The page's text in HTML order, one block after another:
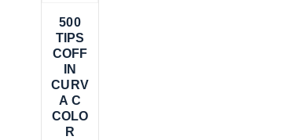
500
TIPS
COFF
IN
CURV
A C
COLO
R